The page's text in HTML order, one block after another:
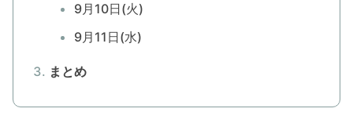
9月10日(火)
9月11日(水)
まとめ